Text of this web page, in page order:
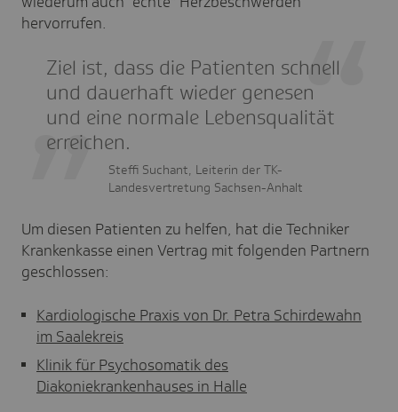
hervorrufen.
Ziel ist, dass die Patienten schnell
und dauerhaft wieder genesen
und eine normale Lebensqualität
erreichen.
Steffi Suchant, Leiterin der TK-
Landesvertretung Sachsen-Anhalt
Um diesen Patienten zu helfen, hat die Techniker
Krankenkasse einen Vertrag mit folgenden Partnern
geschlossen:
Kardiologische Praxis von Dr. Petra Schirdewahn
im Saalekreis
Klinik für Psychosomatik des
Diakoniekrankenhauses in Halle